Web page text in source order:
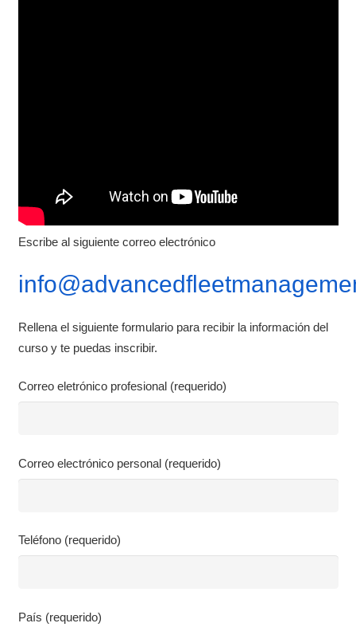
Escribe al siguiente correo electrónico
Rellena el siguiente formulario para recibir la información del
curso y te puedas inscribir.
Correo eletrónico profesional (requerido)
Correo electrónico personal (requerido)
Teléfono (requerido)
País (requerido)